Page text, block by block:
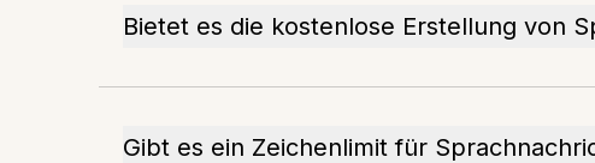
Bietet es die kostenlose Erstellung von
Gibt es ein Zeichenlimit für